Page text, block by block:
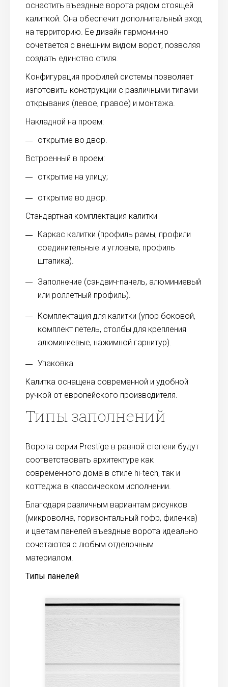
оснастить въездные ворота рядом стоящей
калиткой. Она обеспечит дополнительный вход
на территорию. Ее дизайн гармонично
сочетается с внешним видом ворот, позволяя
создать единство стиля.
Конфигурация профилей системы позволяет
изготовить конструкции с различными типами
открывания (левое, правое) и монтажа.
Накладной на проем:
открытие во двор.
Встроенный в проем:
открытие на улицу;
открытие во двор.
Стандартная комплектация калитки
Каркас калитки (профиль рамы, профили
соединительные и угловые, профиль
штапика).
Заполнение (сэндвич-панель, алюминиевый
или роллетный профиль).
Комплектация для калитки (упор боковой,
комплект петель, столбы для крепления
алюминиевые, нажимной гарнитур).
Упаковка
Калитка оснащена современной и удобной
ручкой от европейского производителя.
Типы заполнений
Ворота серии Prestige в равной степени будут
соответствовать архитектуре как
современного дома в стиле hi-tech, так и
коттеджа в классическом исполнении.
Благодаря различным вариантам рисунков
(микроволна, горизонтальный гофр, филенка)
и цветам панелей въездные ворота идеально
сочетаются с любым отделочным
материалом.
Типы панелей